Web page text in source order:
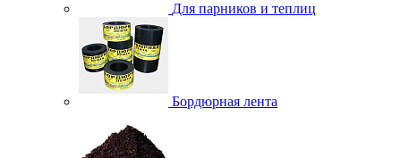
Для парников и теплиц
Бордюрная лента